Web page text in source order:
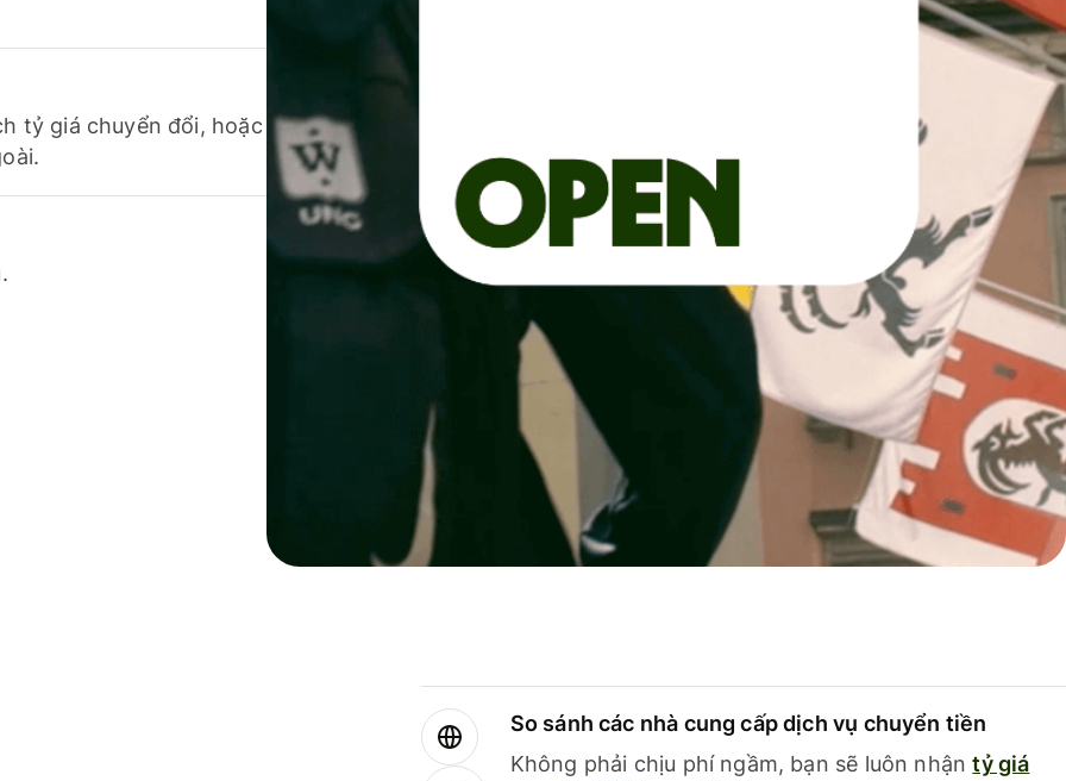
tỷ giá chuyển đổi, hoặc
So sánh các nhà cung cấp dịch vụ chuyển tiền
Không phải chịu phí ngầm, bạn sẽ luôn nhậntỷ giá